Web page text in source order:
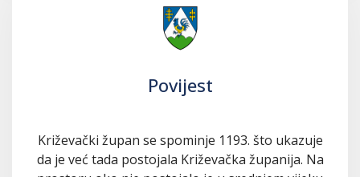
Povijest
Križevački župan se spominje 1193. što ukazuje
da je već tada postojala Križevačka županija. Na